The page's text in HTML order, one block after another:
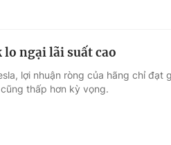
ngại lãi suất cao
lợi nhuận ròng của hãng chỉ đạt
thấp hơn kỳ vọng.